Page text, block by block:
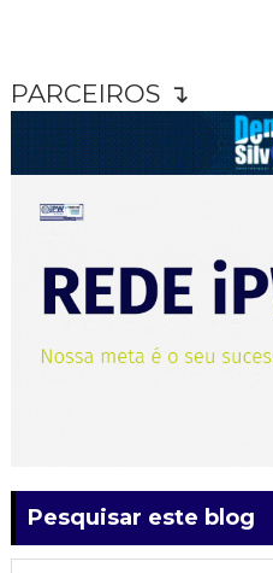
PARCEIROS ↴
Pesquisar este blog